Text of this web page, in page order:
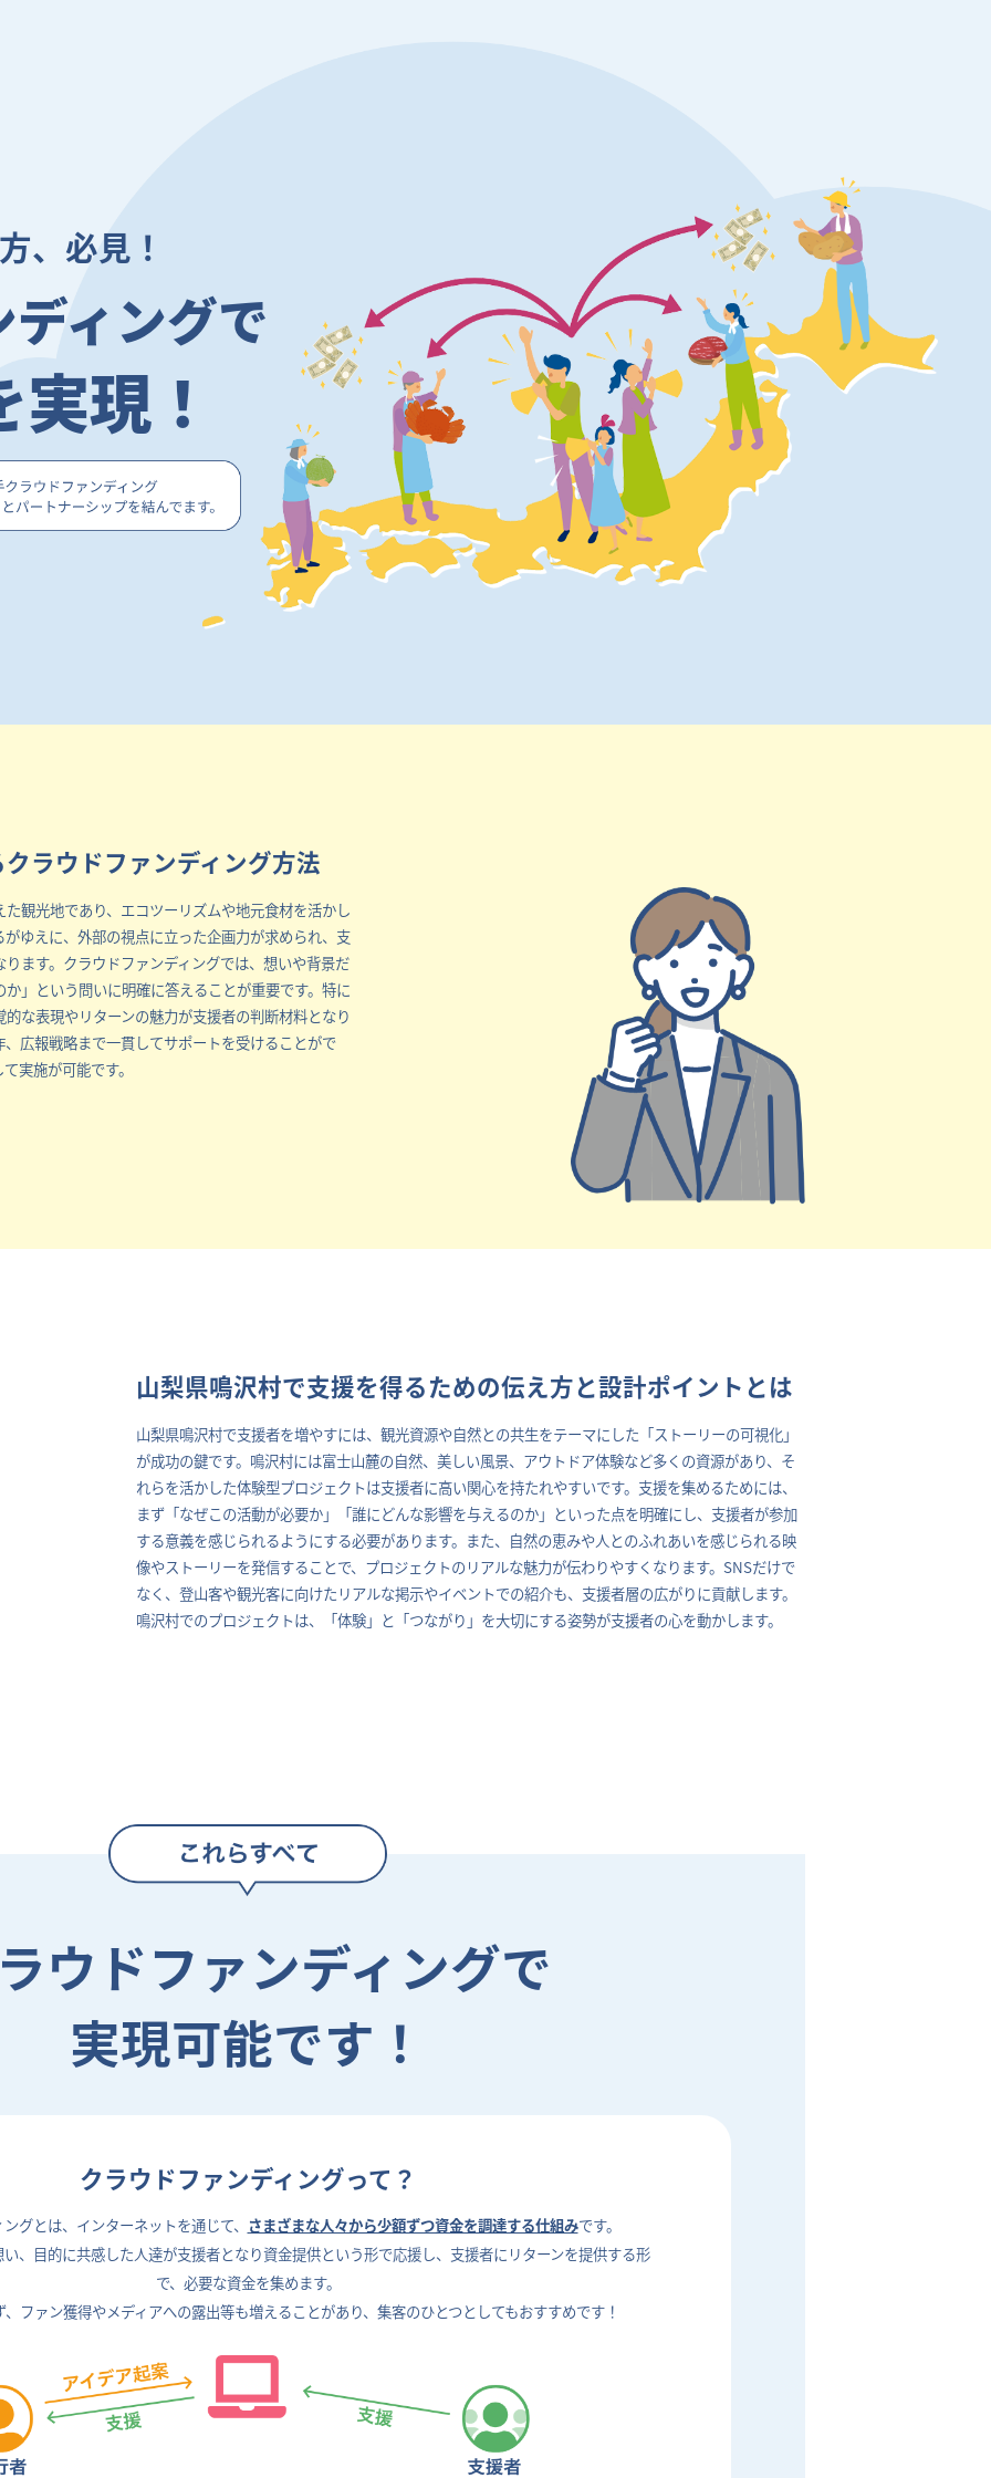
、必見！
ィングで
現！
ラウドファンディング方法
観光地であり、エコツーリズムや地元食材を活かし
ゆえに、外部の視点に立った企画力が求められ、支
ます。クラウドファンディングでは、想いや背景だ
」という問いに明確に答えることが重要です。特に
な表現やリターンの魅力が支援者の判断材料となり
広報戦略まで一貫してサポートを受けることがで
実施が可能です。
山梨県鳴沢村で支援を得るための伝え方と設計ポイントとは
山梨県鳴沢村で支援者を増やすには、観光資源や自然との共生をテーマにした「ストーリーの可視化」
が成功の鍵です。鳴沢村には富士山麓の自然、美しい風景、アウトドア体験など多くの資源があり、そ
れらを活かした体験型プロジェクトは支援者に高い関心を持たれやすいです。支援を集めるためには、
まず「なぜこの活動が必要か」「誰にどんな影響を与えるのか」といった点を明確にし、支援者が参加
する意義を感じられるようにする必要があります。また、自然の恵みや人とのふれあいを感じられる映
像やストーリーを発信することで、プロジェクトのリアルな魅力が伝わりやすくなります。SNSだけで
なく、登山客や観光客に向けたリアルな掲示やイベントでの紹介も、支援者層の広がりに貢献します。
鳴沢村でのプロジェクトは、「体験」と「つながり」を大切にする姿勢が支援者の心を動かします。
ウドファンディングで
実現可能です！
クラウドファンディングって？
グとは、 インターネットを通じて、 さまざまな人々から少額ずつ資金を調達する仕組みです。
、目的に共感した人達が支援者となり資金提供という形で応援し、支援者にリターンを提供する形
で、 必要な資金を集めます。
ファン獲得やメディアへの露出等も増えることがあり、 集客のひとつとしてもおすすめです！